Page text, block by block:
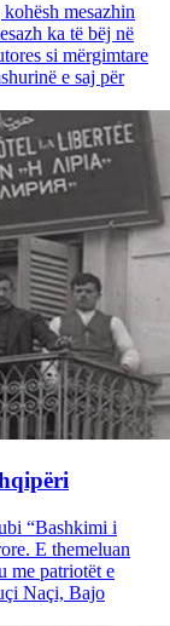
mesazhin
ka të bëj në
si mërgimtare
e saj për
“Bashkimi i
E themeluan
me patriotët e
Naçi, Bajo